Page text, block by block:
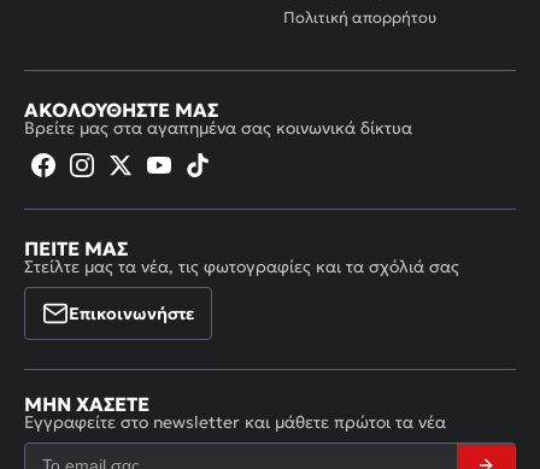
Πολιτική απορρήτου
ΑΚΟΛΟΥΘΉΣΤΕ ΜΑΣ
Βρείτε μας στα αγαπημένα σας κοινωνικά δίκτυα
ΠΕΊΤΕ ΜΑΣ
Στείλτε μας τα νέα, τις φωτογραφίες και τα σχόλιά σας
Επικοινωνήστε
ΜΗΝ ΧΆΣΕΤΕ
Εγγραφείτε στο newsletter και μάθετε πρώτοι τα νέα